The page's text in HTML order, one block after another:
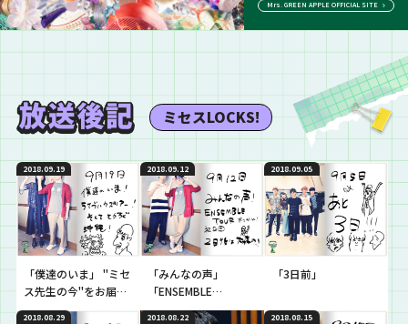
Mrs. GREEN APPLE OFFICIAL SITE
ミセスLOCKS!
2018.09.19
「僕達のいま」 "ミセ
ス先生の今"をお届
け！
2018.09.12
「みんなの声」
「ENSEMBLE
TOUR」を振り返って
2018.09.05
「3日前」
2018.08.29 2018.08.22 2018.08.15